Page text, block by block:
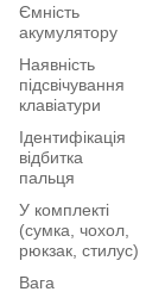
Ємність
акумулятору
Наявність
підсвічування
клавіатури
Ідентифікація
відбитка
пальця
У комплекті
(сумка, чохол,
рюкзак, стилус)
Вага